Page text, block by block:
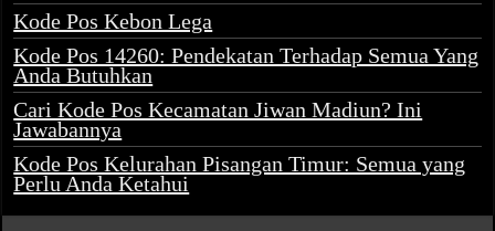
Kode Pos Kebon Lega
Kode Pos 14260: Pendekatan Terhadap Semua Yang
Anda Butuhkan
Cari Kode Pos Kecamatan Jiwan Madiun? Ini
Jawabannya
Kode Pos Kelurahan Pisangan Timur: Semua yang
Perlu Anda Ketahui